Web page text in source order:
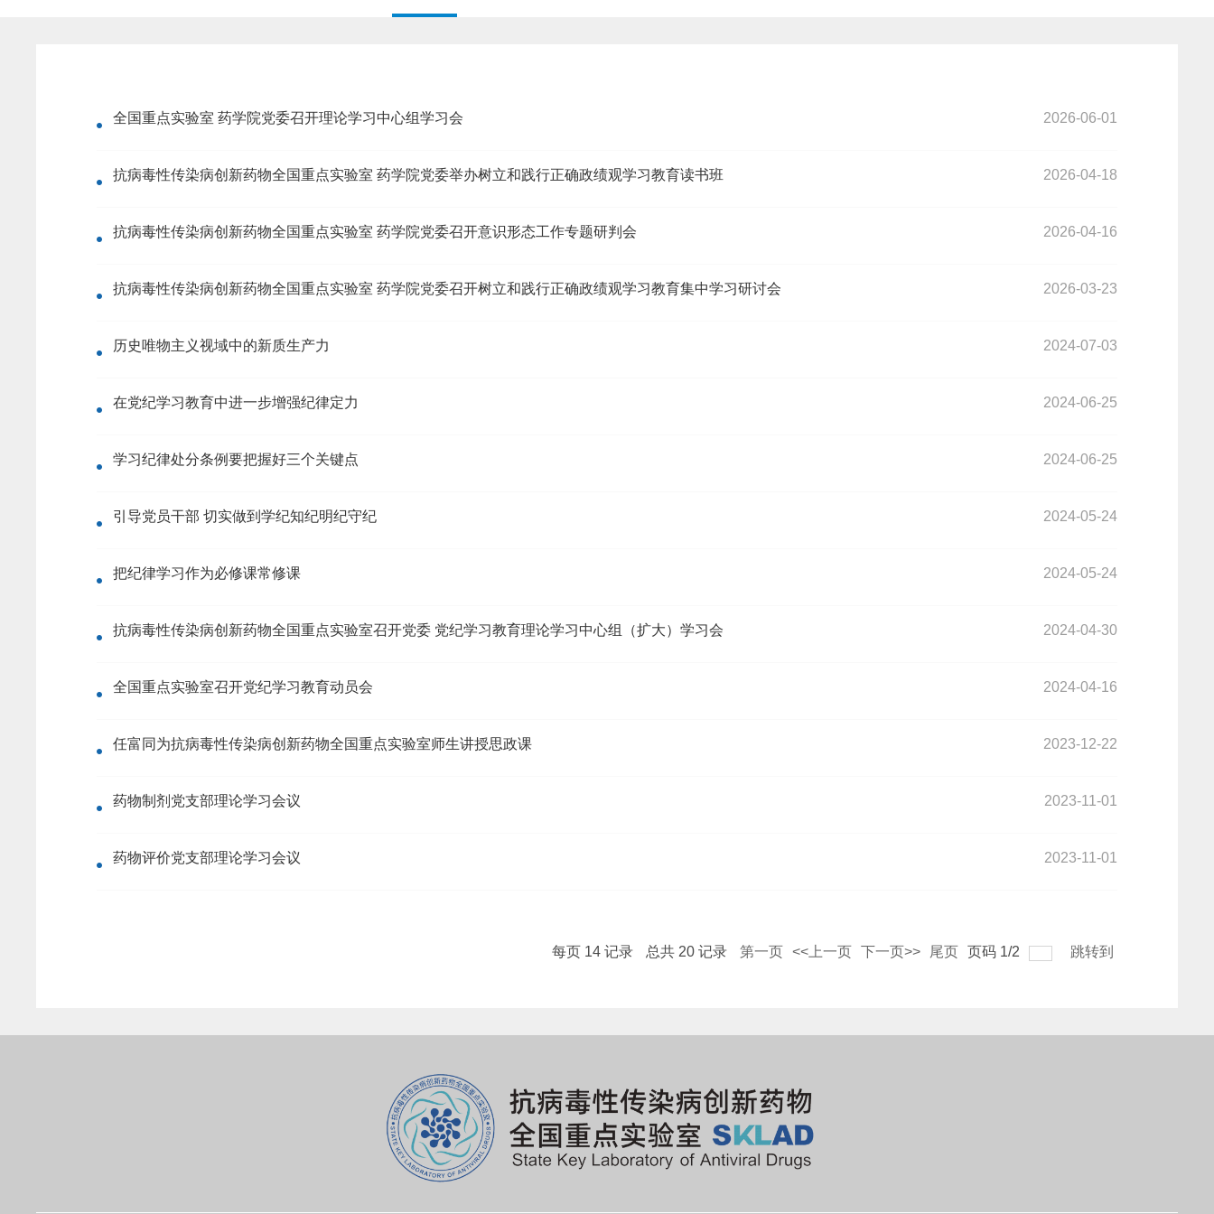
全国重点实验室 药学院党委召开理论学习中心组学习会 2026-06-01
抗病毒性传染病创新药物全国重点实验室 药学院党委举办树立和践行正确政绩观学习教育读书班 2026-04-18
抗病毒性传染病创新药物全国重点实验室 药学院党委召开意识形态工作专题研判会 2026-04-16
抗病毒性传染病创新药物全国重点实验室 药学院党委召开树立和践行正确政绩观学习教育集中学习研讨会 2026-03-23
历史唯物主义视域中的新质生产力 2024-07-03
在党纪学习教育中进一步增强纪律定力 2024-06-25
学习纪律处分条例要把握好三个关键点 2024-06-25
引导党员干部 切实做到学纪知纪明纪守纪 2024-05-24
把纪律学习作为必修课常修课 2024-05-24
抗病毒性传染病创新药物全国重点实验室召开党委 党纪学习教育理论学习中心组（扩大）学习会 2024-04-30
全国重点实验室召开党纪学习教育动员会 2024-04-16
任富同为抗病毒性传染病创新药物全国重点实验室师生讲授思政课 2023-12-22
药物制剂党支部理论学习会议 2023-11-01
药物评价党支部理论学习会议 2023-11-01
每页 14记录 总共 20记录 第一页 <<上一页 下一页>> 尾页 页码 1/2 跳转到